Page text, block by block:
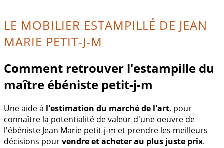
LE MOBILIER ESTAMPILLÉ DE JEAN
MARIE PETIT-J-M
Comment retrouver l'estampille du
maître ébéniste petit-j-m
Une aide à l'estimation du marché de l'art, pour
connaître la potentialité de valeur d'une oeuvre de
l'ébéniste Jean Marie petit-j-m et prendre les meilleurs
décisions pourvendre et acheter au plus juste prix.